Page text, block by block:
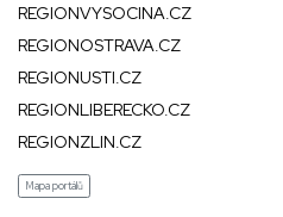
REGIONVYSOCINA.CZ
REGIONOSTRAVA.CZ
REGIONUSTI.CZ
REGIONLIBERECKO.CZ
REGIONZLIN.CZ
Mapa portálů